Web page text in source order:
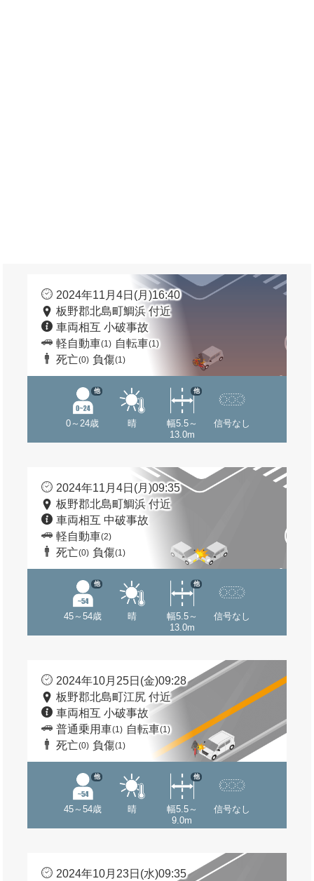
2024年11月4日(月)16:40
板野郡北島町鯛浜 付近
車両相互 小破事故
軽自動車(1) 自転車(1)
死亡(0) 負傷(1)
0～24歳
他
晴
幅5.5～
13.0m
他
信号なし
2024年11月4日(月)09:35
板野郡北島町鯛浜 付近
車両相互 中破事故
軽自動車(2)
死亡(0) 負傷(1)
45～54歳
他
晴
幅5.5～
13.0m
他
信号なし
2024年10月25日(金)09:28
板野郡北島町江尻 付近
車両相互 小破事故
普通乗用車(1) 自転車(1)
死亡(0) 負傷(1)
45～54歳
他
晴
幅5.5～
9.0m
他
信号なし
2024年10月23日(水)09:35